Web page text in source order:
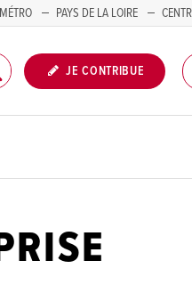
PAYS DE LA LOIRE
JE CONTRIBUE